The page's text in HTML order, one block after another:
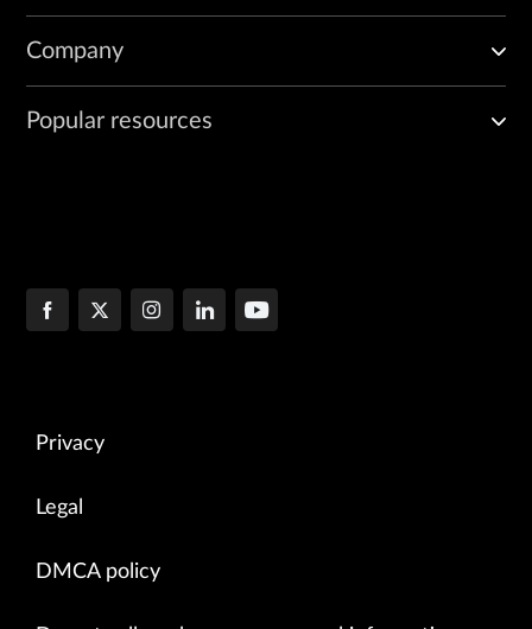
Company
Popular resources
Privacy
Legal
DMCA policy